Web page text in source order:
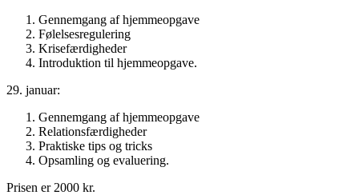
Gennemgang af hjemmeopgave
Følelsesregulering
Krisefærdigheder
Introduktion til hjemmeopgave.
29. januar:
Gennemgang af hjemmeopgave
Relationsfærdigheder
Praktiske tips og tricks
Opsamling og evaluering.
Prisen er 2000 kr.